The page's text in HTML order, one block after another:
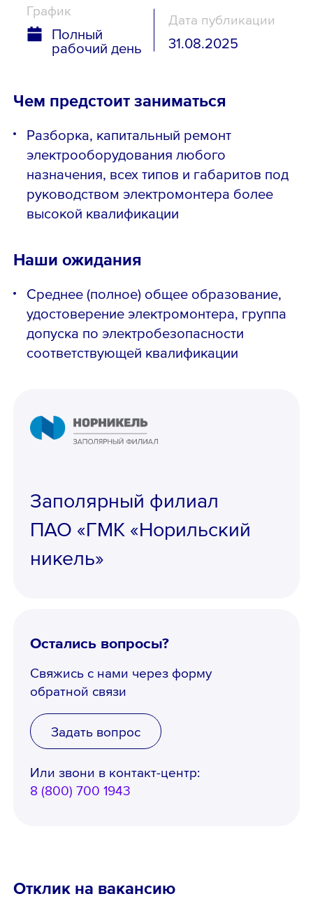
График
Полный
рабочий день
Дата публикации
31.08.2025
Чем предстоит заниматься
Разборка, капитальный ремонт
электрооборудования любого
назначения, всех типов и габаритов под
руководством электромонтера более
высокой квалификации
Наши ожидания
Среднее (полное) общее образование,
удостоверение электромонтера, группа
допуска по электробезопасности
соответствующей квалификации
Заполярный филиал
ПАО «ГМК «Норильский
никель»
Остались вопросы?
Свяжись с нами через форму
обратной связи
Задать вопрос
Или звони в контакт-центр:
8 (800) 700 1943
Отклик на вакансию